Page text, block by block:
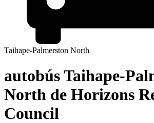
Taihape-Palmerston North
autobús Taihape-
North de Horizons
Council